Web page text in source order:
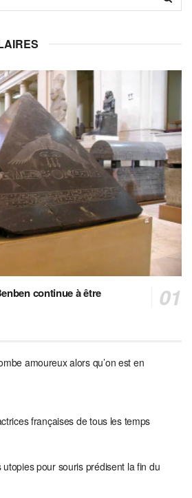
continue à être
amoureux alors qu’on est en
françaises de tous les temps
utopies pour souris prédisent la fin du